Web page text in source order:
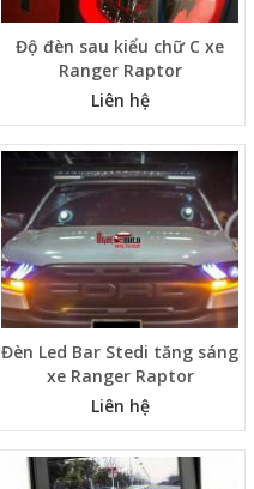
Độ đèn sau kiểu chữ C xe
Ranger Raptor
Liên hệ
Đèn Led Bar Stedi tăng sáng
xe Ranger Raptor
Liên hệ